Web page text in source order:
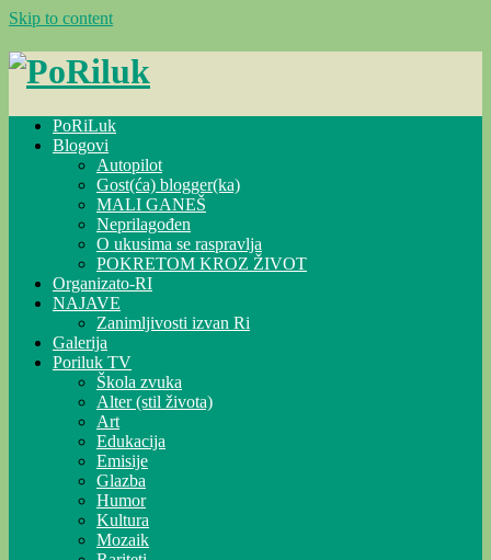
Skip to content
PoRiLuk
Blogovi
Autopilot
Gost(ća) blogger(ka)
MALI GANEŠ
Neprilagođen
O ukusima se raspravlja
POKRETOM KROZ ŽIVOT
Organizato-RI
NAJAVE
Zanimljivosti izvan Ri
Galerija
Poriluk TV
Škola zvuka
Alter (stil života)
Art
Edukacija
Emisije
Glazba
Humor
Kultura
Mozaik